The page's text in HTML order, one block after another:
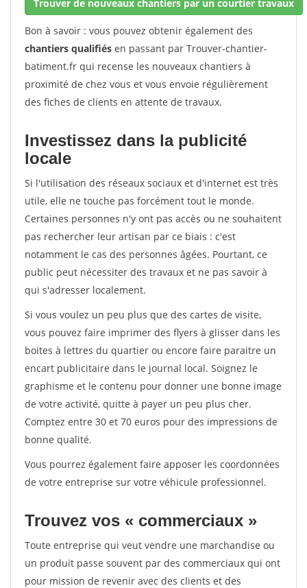
Trouver de nouveaux chantiers par un courtier travaux
Bon à savoir : vous pouvez obtenir également des
chantiers qualifiés en passant par Trouver-chantier-
batiment.fr qui recense les nouveaux chantiers à
proximité de chez vous et vous envoie régulièrement
des fiches de clients en attente de travaux.
Investissez dans la publicité
locale
Si l'utilisation des réseaux sociaux et d'internet est très
utile, elle ne touche pas forcément tout le monde.
Certaines personnes n'y ont pas accès ou ne souhaitent
pas rechercher leur artisan par ce biais : c'est
notamment le cas des personnes âgées. Pourtant, ce
public peut nécessiter des travaux et ne pas savoir à
qui s'adresser localement.
Si vous voulez un peu plus que des cartes de visite,
vous pouvez faire imprimer des flyers à glisser dans les
boites à lettres du quartier ou encore faire paraitre un
encart publicitaire dans le journal local. Soignez le
graphisme et le contenu pour donner une bonne image
de votre activité, quitte à payer un peu plus cher.
Comptez entre 30 et 70 euros pour des impressions de
bonne qualité.
Vous pourrez également faire apposer les coordonnées
de votre entreprise sur votre véhicule professionnel.
Trouvez vos « commerciaux »
Toute entreprise qui veut vendre une marchandise ou
un produit passe souvent par des commerciaux qui ont
pour mission de revenir avec des clients et des